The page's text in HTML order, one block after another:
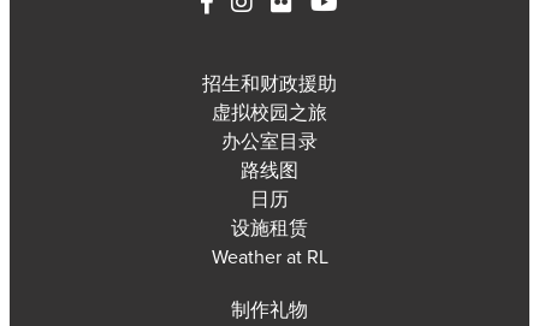
招生和财政援助
虚拟校园之旅
办公室目录
路线图
日历
设施租赁
Weather at RL
制作礼物